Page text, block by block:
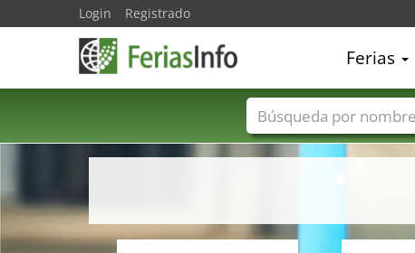
Login Registrado
Ferias
Nombres de ferias